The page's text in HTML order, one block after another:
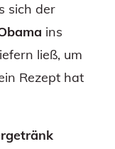
sich der
ins
ließ, um
Rezept hat